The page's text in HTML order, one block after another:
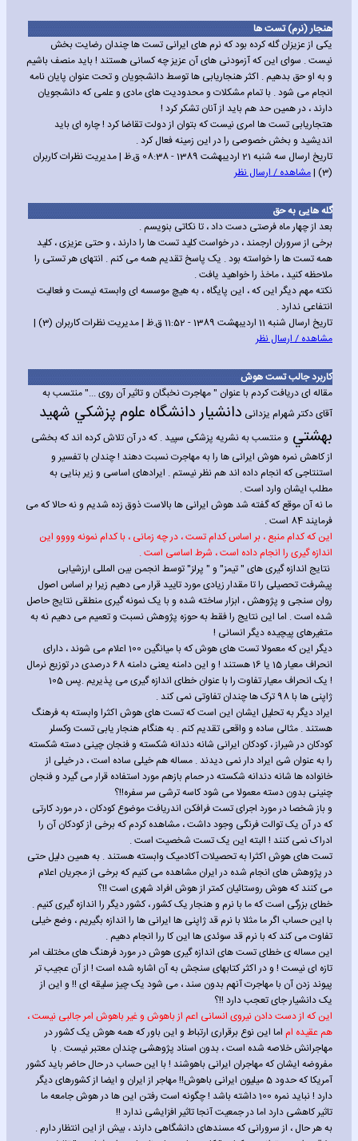
هنجار (نرم) تست ها
یکی از عزیزان گله کرده بود که نرم های ایرانی تست ها چندان رضایت بخش
نیست . سوای این که آزمودنی های آن عزیز چه کسانی هستند ! باید منصف باشیم
و به او حق بدهیم . اکثر هنجاریابی ها توسط دانشجویان و تحت عنوان پایان نامه
انجام می شود . با تمام مشکلات و محدودیت های مادی و علمی که دانشجویان
دارند ، در همین حد هم باید از آنان تشکر کرد !
هتجاریابی تست ها امری نیست که بتوان از دولت تقاضا کرد ! چاره ای باید
اندیشید و بخش خصوصی را در این زمینه فعال کرد .
تاریخ ارسال سه شنبه 21 اردیبهشت 1389 - 08:38 ق.ظ | مدیریت نظرات کاربران
(3) |
مشاهده / ارسال نظر
گله هایی به حق
بعد از چهار ماه فرصتی دست داد ، تا نکاتی بنویسم .
برخی از سروران ارجمند ، در خواست کلید تست ها را دارند ، و حتی عزیزی ، کلید
همه تست ها را خواسته بود . یک پاسخ تقدیم همه می کنم . انتهای هر تستی را
ملاحظه کنید ، ماخذ را خواهید یافت .
نکته مهم دیگر این که ، این پایگاه ، به هیچ موسسه ای وابسته نیست و فعالیت
انتفاعی ندارد .
تاریخ ارسال شنبه 11 اردیبهشت 1389 - 11:52 ق.ظ | مدیریت نظرات کاربران (3) |
مشاهده / ارسال نظر
کاربرد جالب تست هوش
مقاله ای دریافت کردم با عنوان " مهاجرت نخبگان و تاثیر آن روی ..." منتسب به
آقای دکتر شهرام یزدانی دانشيار دانشگاه علوم پزشکي شهيد
بهشتي و منتسب به نشریه پزشکی سپید . که در آن تلاش کرده اند که بخشی
از کاهش نمره هوش ایرانی ها را به مهاجرت نسبت دهند !چندان با تفسیر و
استنتاجی که انجام داده اند هم نظر نیستم . ایرادهای اساسی و زیر بنایی به
مطلب ایشان وارد است .
ما نه آن موقع که گفته شد هوش ایرانی ها بالاست ذوق زده شدیم و نه حالا که می
فرمایند 84 است .
این که کدام منبع ، بر اساس کدام تست ، در چه زمانی ، با کدام نمونه وووو این
اندازه گیری را انجام داده است ، شرط اساسی است .
نتایج اندازه گیری های " تیمز" و " پرلز" توسط انجمن بین المللی ارزشیابی
پیشرفت تحصیلی را تا مقدار زیادی مورد تایید قرار می دهیم زیرا بر اساس اصول
روان سنجی و پژوهش ، ابزار ساخته شده و با یک نمونه گیری منطقی نتایج حاصل
شده است . اما این نتایج را فقط به حوزه پژوهش نسبت و تعمیم می دهیم نه به
متغیرهای پیچیده دیگر انسانی !
دیگر این که معمولا تست های هوش که با میانگین 100 اعلام می شوند ، دارای
انحراف معیار 15 یا 16 هستند ! و این دامنه یعنی دامنه 68 درصدی در توزیع نرمال
! یک انحراف معیار تفاوت را با عنوان خطای اندازه گیری می پذیریم .پس 105
ژاپنی ها با 98 ترک ها چندان تفاوتی نمی کند .
ایراد دیگر به تحلیل ایشان این است که تست های هوش اکثرا وابسته به فرهنگ
هستند . مثالی ساده و واقعی تقدیم کنم . به هنگام هنجار یابی تست وکسلر
کودکان در شیراز ، کودکان ایرانی شانه دندانه شکسته و فنجان چینی دسته شکسته
را به عنوان شئ ایراد دار نمی دیدند . مساله هم خیلی ساده است ، در خیلی از
خانواده ها شانه دندانه شکسته در حمام بازهم مورد استفاده قرار می گیرد و فنجان
چنینی بدون دسته معمولا می شود کاسه ترشی سر سفره!!؟
و باز شخصا در مورد اجرای تست فرافکن اندریافت موضوع کودکان ، در مورد کارتی
که در آن یک توالت فرنگی وجود داشت ، مشاهده کردم که برخی از کودکان آن را
ادراک نمی کنند ! البته این یک تست شخصیت است .
تست های هوش اکثرا به تحصیلات آکادمیک وابسته هستند . به همین دلیل حتی
در پژوهش های انجام شده در ایران مشاهده می کنیم که برخی از مجریان اعلام
می کنند که هوش روستائیان کمتر از هوش افراد شهری است !!؟
خطای بزرگی است که ما با نرم و هنجار یک کشور ، کشور دیگر را اندازه گیری کنیم .
با این حساب اگر ما مثلا با نرم قد ژاپنی ها ایرانی ها را اندازه بگیریم ، وضع خیلی
تفاوت می کند که با نرم قد سوئدی ها این کا ررا انجام دهیم .
این مساله ی خطای تست های اندازه گیری هوش در مورد فرهنگ های مختلف امر
تازه ای نیست ! و در اکثر کتابهای سنجش به آن اشاره شده است ! از آن عجیب تر
پیوند زدن آن با مهاجرت آنهم بدون سند ، می شود یک چیز سلیقه ای !! و این از
یک دانشیار جای تعجب دارد !!؟
این که از دست دادن نیروی انسانی اعم از باهوش و غیر باهوش امر جالبی نیست ،
هم عقیده ام اما این نوع برقراری ارتباط و این باور که همه هوش یک کشور در
مهاجرانش خلاصه شده است ، بدون اسناد پژوهشی چندان معتبر نیست . با
مفروضه ایشان که مهاجران ایرانی باهوشند ! با این حساب در حال حاضر باید کشور
آمریکا که حدود 5 میلیون ایرانی باهوش!! مهاجر از ایران و ایضا از کشورهای دیگر
دارد ! نباید نمره 100 داشته باشد ! چگونه است رفتن این ها در هوش جامعه ما
تاثیر کاهشی دارد اما در جمعیت آنجا تاثیر افزایشی ندارد !!
به هر حال ، از سرورانی که مسندهای دانشگاهی دارند ، بیش از این انتظار دارم .